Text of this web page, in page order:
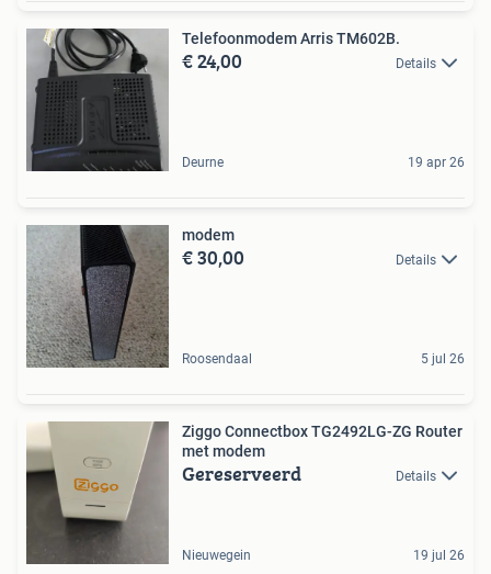
Telefoonmodem Arris TM602B.
€ 24,00 Details
Deurne 19 apr 26
modem
€ 30,00 Details
Roosendaal 5 jul 26
Ziggo Connectbox TG2492LG-ZG Router
met modem
Gereserveerd Details
Nieuwegein 19 jul 26